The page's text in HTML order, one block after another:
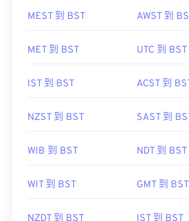
MEST 到 BST AWST 到
MET 到 BST UTC 到 BST
IST 到 BST ACST 到
NZST 到 BST SAST 到
WIB 到 BST NDT 到 BST
WIT 到 BST GMT 到 BST
NZDT 到 BST IST 到 BST